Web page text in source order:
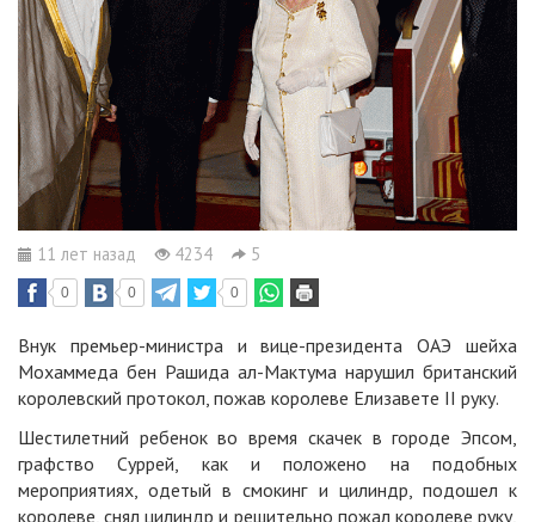
11 лет назад 4234 5
0 0 0
Внук премьер-министра и вице-президента ОАЭ шейха
Мохаммеда бен Рашида ал-Мактума нарушил британский
королевский протокол, пожав королеве Елизавете II руку.
Шестилетний ребенок во время скачек в городе Эпсом,
графство Суррей, как и положено на подобных
мероприятиях, одетый в смокинг и цилиндр, подошел к
королеве, снял цилиндр и решительно пожал королеве руку,